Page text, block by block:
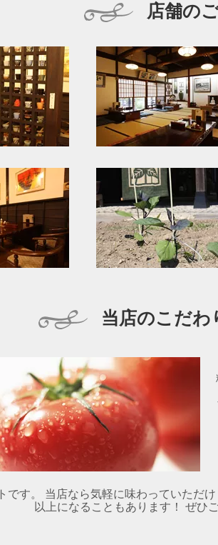
店舗の
当店のこだわ
トです。 当店なら気軽に味わっていただ
以上になることもあります！ ぜひ